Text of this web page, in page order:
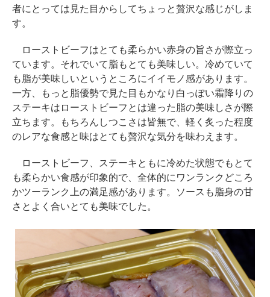
者にとっては見た目からしてちょっと贅沢な感じがしま
す。
ローストビーフはとても柔らかい赤身の旨さが際立っ
ています。それでいて脂もとても美味しい。冷めていて
も脂が美味しいというところにイイモノ感があります。
一方、もっと脂優勢で見た目もかなり白っぽい霜降りの
ステーキはローストビーフとは違った脂の美味しさが際
立ちます。もちろんしつこさは皆無で、軽く炙った程度
のレアな食感と味はとても贅沢な気分を味わえます。
ローストビーフ、ステーキともに冷めた状態でもとて
も柔らかい食感が印象的で、全体的にワンランクどころ
かツーランク上の満足感があります。ソースも脂身の甘
さとよく合いとても美味でした。